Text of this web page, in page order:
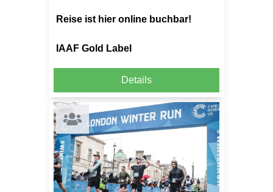
Reise ist hier online buchbar!
IAAF Gold Label
Details